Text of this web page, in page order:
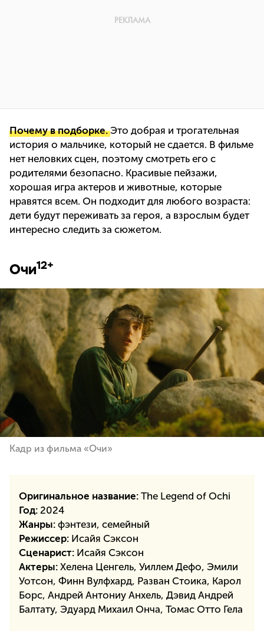
Почему в подборке. Это добрая и трогательная
история о мальчике, который не сдается. В фильме
нет неловких сцен, поэтому смотреть его с
родителями безопасно. Красивые пейзажи,
хорошая игра актеров и животные, которые
нравятся всем. Он подходит для любого возраста:
дети будут переживать за героя, а взрослым будет
интересно следить за сюжетом.
Очи12+
Кадр из фильма «Очи»
Оригинальное название: The Legend of Ochi
Год: 2024
Жанры: фэнтези, семейный
Режиссер: Исайя Сэксон
Сценарист: Исайя Сэксон
Актеры: Хелена Ценгель, Уиллем Дефо, Эмили
Уотсон, Финн Вулфхард, Разван Стоика, Карол
Борс, Андрей Антониу Анхель, Дэвид Андрей
Балтату, Эдуард Михаил Онча, Томас Отто Гела